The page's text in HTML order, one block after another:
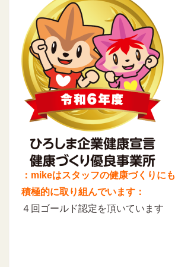
：mikeはスタッフの健康づくりにも
積極的に取り組んでいます：
４回ゴールド認定を頂いています